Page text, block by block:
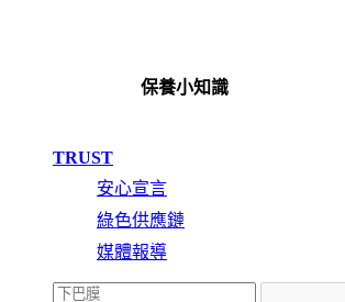
保養小知識
TRUST
安心宣言
綠色供應鏈
媒體報導